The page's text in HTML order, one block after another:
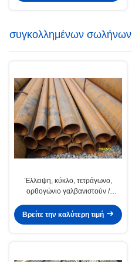
συγκολλημένων σωλήνων
Έλλειψη, κύκλο, τετράγωνο,
ορθογώνιο γαλβανιστούν /
συγκολλητούς σωλήνες χάλυβα /
Βρείτε την καλύτερη τιμή